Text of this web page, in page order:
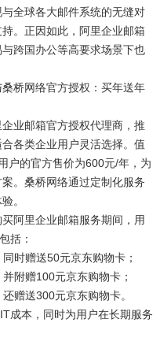
全球各大邮件系统的无缝对
。正因如此，阿里企业邮箱
跨国办公等高要求场景下也
桥网络官方授权：买年送年
业邮箱官方授权代理商，推
各类企业用户灵活选择。值
户的官方售价为600元/年，为
。桑桥网络通过定制化服务
。
阿里企业邮箱服务期间，用
括：
时赠送50元京东购物卡；
附赠100元京东购物卡；
赠送300元京东购物卡。
成本，同时为用户在长期服务